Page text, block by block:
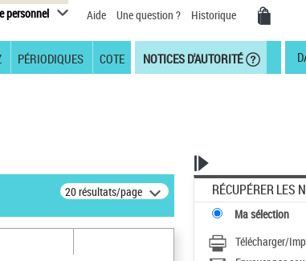
personnel Aide Une question ? Historique
PÉRIODIQUES COTE NOTICES D'AUTORITÉ
20 résultats/page RÉCUPÉRER LES
Ma sélection
Télécharger/